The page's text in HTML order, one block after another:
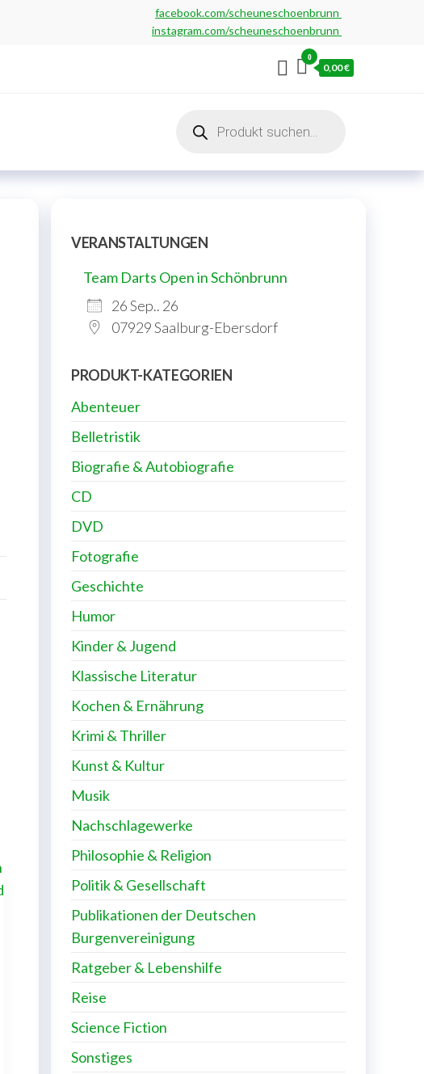
facebook.com/scheuneschoenbrunn
instagram.com/scheuneschoenbrunn
0
0,00 €
search
VERANSTALTUNGEN
Team Darts Open in Schönbrunn
26 Sep.. 26
07929 Saalburg-Ebersdorf
PRODUKT-KATEGORIEN
Abenteuer
Belletristik
Biografie & Autobiografie
CD
DVD
Fotografie
Geschichte
Humor
Kinder & Jugend
Klassische Literatur
Kochen & Ernährung
Krimi & Thriller
Kunst & Kultur
Musik
Nachschlagewerke
Philosophie & Religion
Politik & Gesellschaft
Publikationen der Deutschen
Burgenvereinigung
Ratgeber & Lebenshilfe
Reise
Science Fiction
Sonstiges